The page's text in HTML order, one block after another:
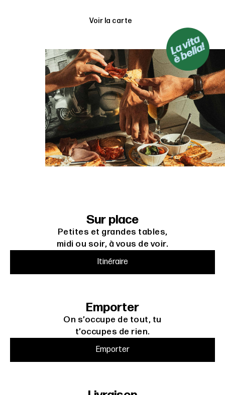
Voir la carte
Sur place
Petites et grandes tables,
midi ou soir, à vous de voir.
Itinéraire
Emporter
On s’occupe de tout, tu
t’occupes de rien.
Emporter